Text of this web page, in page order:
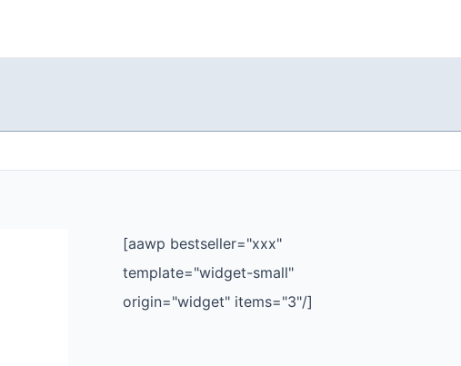
[aawp bestseller="xxx"
template="widget-small"
origin="widget" items="3"/]